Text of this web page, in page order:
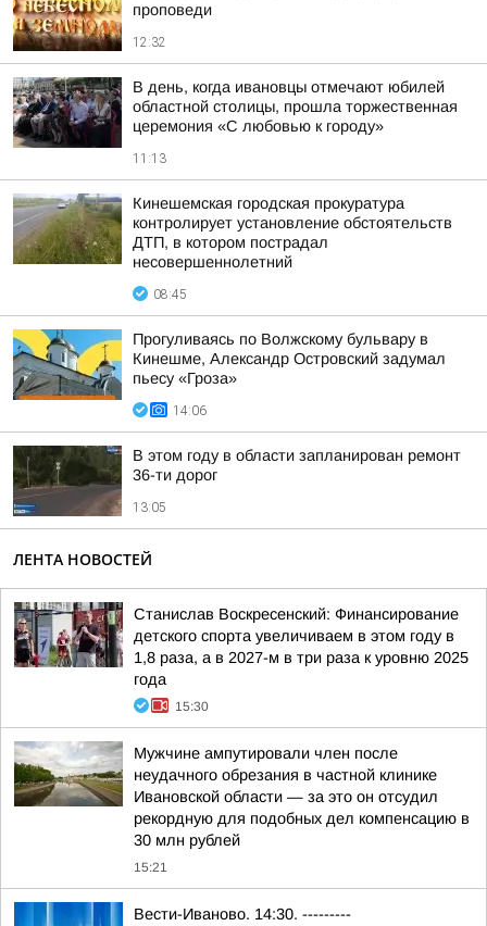
проповеди
12:32
В день, когда ивановцы отмечают юбилей
областной столицы, прошла торжественная
церемония «С любовью к городу»
11:13
Кинешемская городская прокуратура
контролирует установление обстоятельств
ДТП, в котором пострадал
несовершеннолетний
08:45
Прогуливаясь по Волжскому бульвару в
Кинешме, Александр Островский задумал
пьесу «Гроза»
14:06
В этом году в области запланирован ремонт
36-ти дорог
13:05
ЛЕНТА НОВОСТЕЙ
Станислав Воскресенский: Финансирование
детского спорта увеличиваем в этом году в
1,8 раза, а в 2027-м в три раза к уровню 2025
года
15:30
Мужчине ампутировали член после
неудачного обрезания в частной клинике
Ивановской области — за это он отсудил
рекордную для подобных дел компенсацию в
30 млн рублей
15:21
Вести-Иваново. 14:30. ---------